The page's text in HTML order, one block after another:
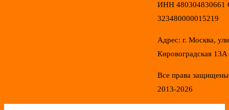
ИНН 480304830661
323480000015219
Адрес: г. Москва,
Кировоградская 13А
Все права
2013-2026